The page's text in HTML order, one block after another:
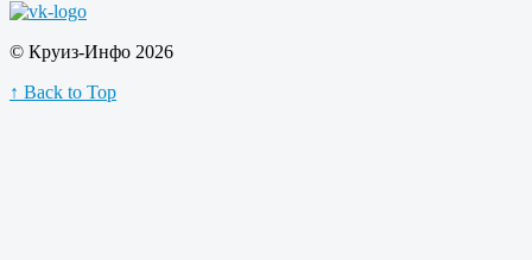
© Круиз-Инфо 2026
↑ Back to Top